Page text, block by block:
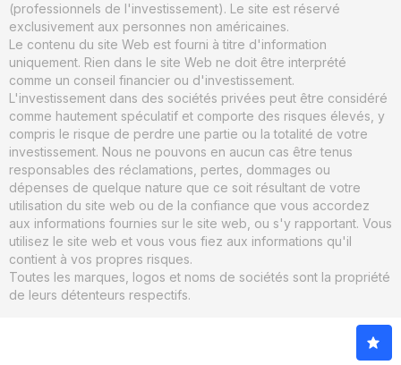
© 2026. xIPOmeter. Tous droits réservés.
(professionnels de l'investissement). Le site est réservé
exclusivement aux personnes non américaines.
Le contenu du site Web est fourni à titre d'information
uniquement. Rien dans le site Web ne doit être interprété
comme un conseil financier ou d'investissement.
L'investissement dans des sociétés privées peut être considéré
comme hautement spéculatif et comporte des risques élevés, y
compris le risque de perdre une partie ou la totalité de votre
investissement. Nous ne pouvons en aucun cas être tenus
responsables des réclamations, pertes, dommages ou
dépenses de quelque nature que ce soit résultant de votre
utilisation du site web ou de la confiance que vous accordez
aux informations fournies sur le site web, ou s'y rapportant. Vous
utilisez le site web et vous vous fiez aux informations qu'il
contient à vos propres risques.
Toutes les marques, logos et noms de sociétés sont la propriété
de leurs détenteurs respectifs.